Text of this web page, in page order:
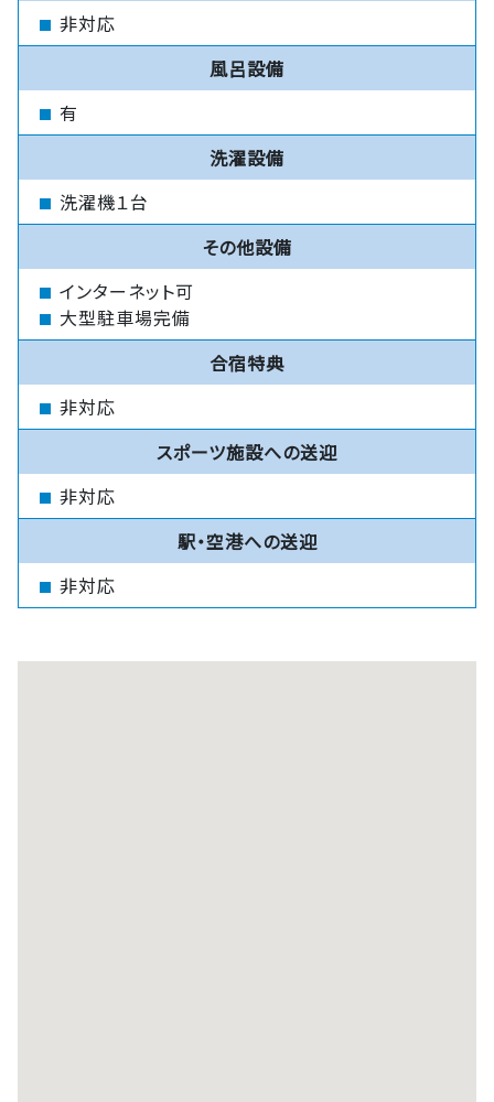
非対応
風呂設備
有
洗濯設備
洗濯機１台
その他設備
インターネット可
大型駐車場完備
合宿特典
非対応
スポーツ施設への送迎
非対応
駅・空港への送迎
非対応